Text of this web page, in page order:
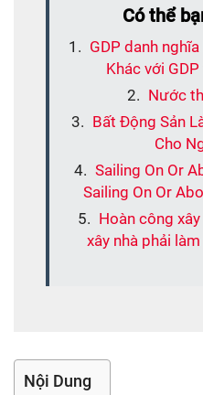
Có thể
GDP danh
Khác với
Nước
Bất Động Sản
Cho
Sailing On Or
Sailing On Or
Hoàn công
xây nhà phải
Nội Dung